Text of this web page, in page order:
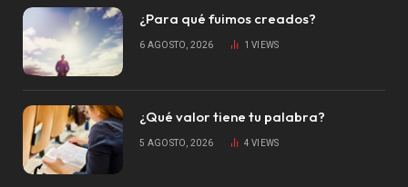
¿Para qué fuimos creados?
6 AGOSTO, 2026 1VIEWS
¿Qué valor tiene tu palabra?
5 AGOSTO, 2026 4VIEWS